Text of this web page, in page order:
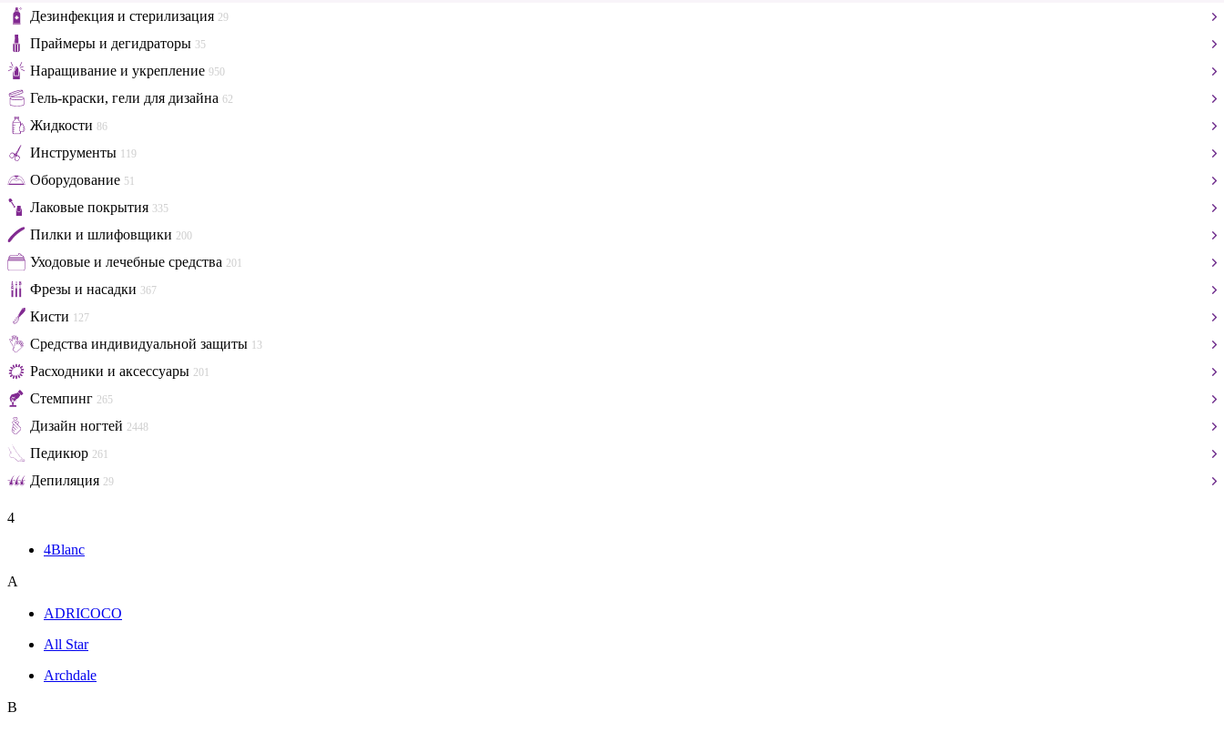
Дезинфекция и стерилизация 29
Праймеры и дегидраторы 35
Наращивание и укрепление 950
Гель-краски, гели для дизайна 62
Жидкости 86
Инструменты 119
Оборудование 51
Лаковые покрытия 335
Пилки и шлифовщики 200
Уходовые и лечебные средства 201
Фрезы и насадки 367
Кисти 127
Средства индивидуальной защиты 13
Расходники и аксессуары 201
Стемпинг 265
Дизайн ногтей 2448
Педикюр 261
Депиляция 29
4
4Blanc
A
ADRICOCO
All Star
Archdale
B